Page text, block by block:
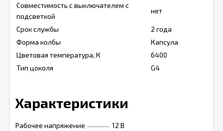
Совместимость с выключателем с
подсветкой
нет
Срок службы
2 года
Форма колбы
Капсула
Цветовая температура, К
6400
Тип цоколя
G4
Характеристики
Рабочее напряжение
12 B